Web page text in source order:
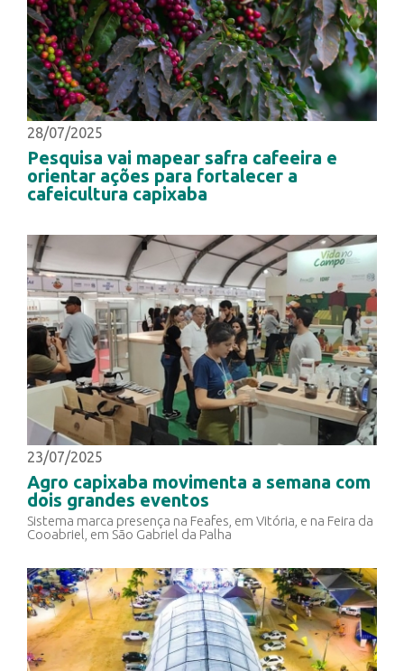
28/07/2025
Pesquisa vai mapear safra cafeeira e
orientar ações para fortalecer a
cafeicultura capixaba
23/07/2025
Agro capixaba movimenta a semana com
dois grandes eventos
Sistema marca presença na Feafes, em Vitória, e na Feira da
Cooabriel, em São Gabriel da Palha